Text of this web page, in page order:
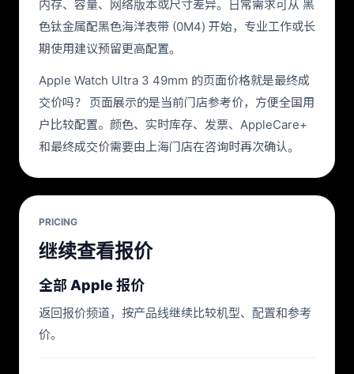
内存、容量、网络版本或尺寸差异。日常需求可从 黑
色钛金属配黑色海洋表带 (0M4) 开始，专业工作或长
期使用建议预留更高配置。
Apple Watch Ultra 3 49mm 的页面价格就是最终成
交价吗？ 页面展示的是当前门店参考价，方便全国用
户比较配置。颜色、实时库存、发票、AppleCare+
和最终成交价需要由上海门店在咨询时再次确认。
PRICING
继续查看报价
全部 Apple 报价
返回报价频道，按产品线继续比较机型、配置和参考
价。